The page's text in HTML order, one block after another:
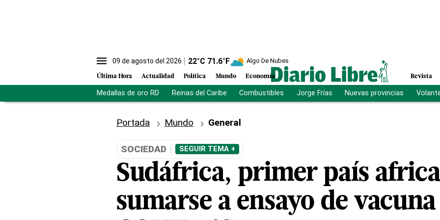
09 de agosto del 2026 22°C 71.6°F Algo De Nubes
Última Hora Actualidad Política Mundo Economía Revista
Medallas de oro RD Reinas del Caribe Combustibles Jorge Frías Nuevas provincias
Portada Mundo General
SOCIEDAD SEGUIR TEMA +
Sudáfrica, primer país
sumarse a ensayo de